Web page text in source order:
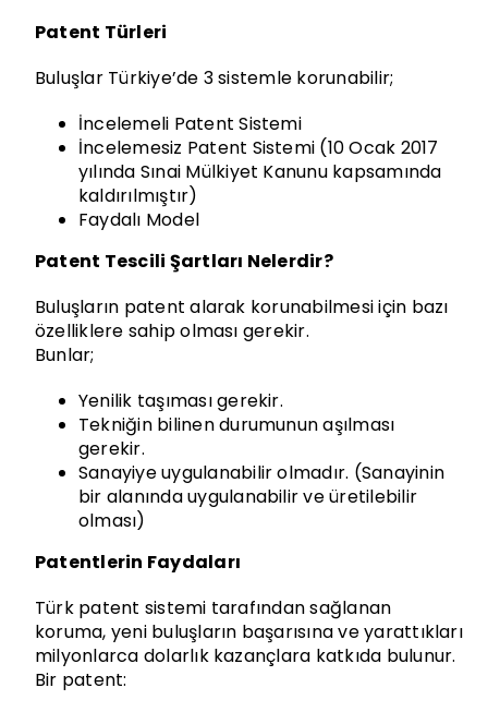
Patent Türleri
Buluşlar Türkiye’de 3 sistemle korunabilir;
İncelemeli Patent Sistemi
İncelemesiz Patent Sistemi (10 Ocak 2017
yılında Sınai Mülkiyet Kanunu kapsamında
kaldırılmıştır)
Faydalı Model
Patent Tescili Şartları Nelerdir?
Buluşların patent alarak korunabilmesi için bazı
özelliklere sahip olması gerekir.
Bunlar;
Yenilik taşıması gerekir.
Tekniğin bilinen durumunun aşılması
gerekir.
Sanayiye uygulanabilir olmadır. (Sanayinin
bir alanında uygulanabilir ve üretilebilir
olması)
Patentlerin Faydaları
Türk patent sistemi tarafından sağlanan
koruma, yeni buluşların başarısına ve yarattıkları
milyonlarca dolarlık kazançlara katkıda bulunur.
Bir patent: